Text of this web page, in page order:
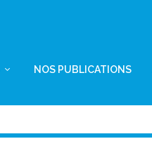
NOS PUBLICATIONS